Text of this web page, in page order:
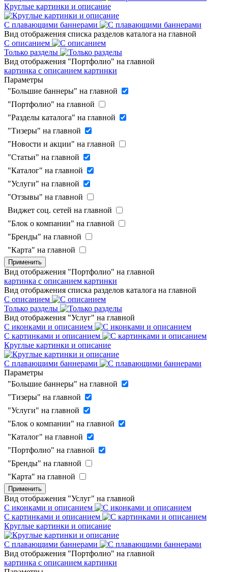
Круглые картинки и описание
С плавающими баннерами
Вид отображения списка разделов каталога на главной
С описанием
Только разделы
Вид отображения "Портфолио" на главной
картинка с описанием картинки
Параметры
"Большие баннеры" на главной
"Портфолио" на главной
"Разделы каталога" на главной
"Тизеры" на главной
"Новости и акции" на главной
"Статьи" на главной
"Каталог" на главной
"Услуги" на главной
"Отзывы" на главной
Виджет соц. сетей на главной
"Блок о компании" на главной
"Бренды" на главной
"Карта" на главной
Применить
Вид отображения "Портфолио" на главной
картинка с описанием картинки
Вид отображения списка разделов каталога на главной
С описанием
Только разделы
Вид отображения "Услуг" на главной
С иконками и описанием
С картинками и описанием
Круглые картинки и описание
С плавающими баннерами
Параметры
"Большие баннеры" на главной
"Тизеры" на главной
"Услуги" на главной
"Блок о компании" на главной
"Каталог" на главной
"Портфолио" на главной
"Бренды" на главной
"Карта" на главной
Применить
Вид отображения "Услуг" на главной
С иконками и описанием
С картинками и описанием
Круглые картинки и описание
С плавающими баннерами
Вид отображения "Портфолио" на главной
картинка с описанием картинки